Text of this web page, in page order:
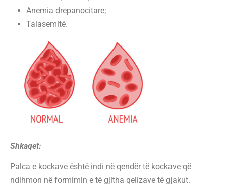
Anemia drepanocitare;
Talasemitë.
Shkaqet:
Palca e kockave është indi në qendër të kockave që
ndihmon në formimin e të gjitha qelizave të gjakut.